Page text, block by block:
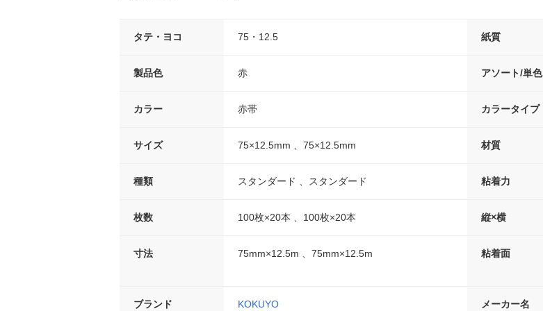
タテ・ヨコ 75・12.5 紙質
製品色 赤 アソート/単色
カラー 赤帯 カラータイプ
サイズ 75×12.5mm 、75×12.5mm 材質
種類 スタンダード 、スタンダード 粘着力
枚数 100枚×20本 、100枚×20本 縦×横
寸法 75mm×12.5m 、75mm×12.5m 粘着面
ブランド KOKUYO メーカー名